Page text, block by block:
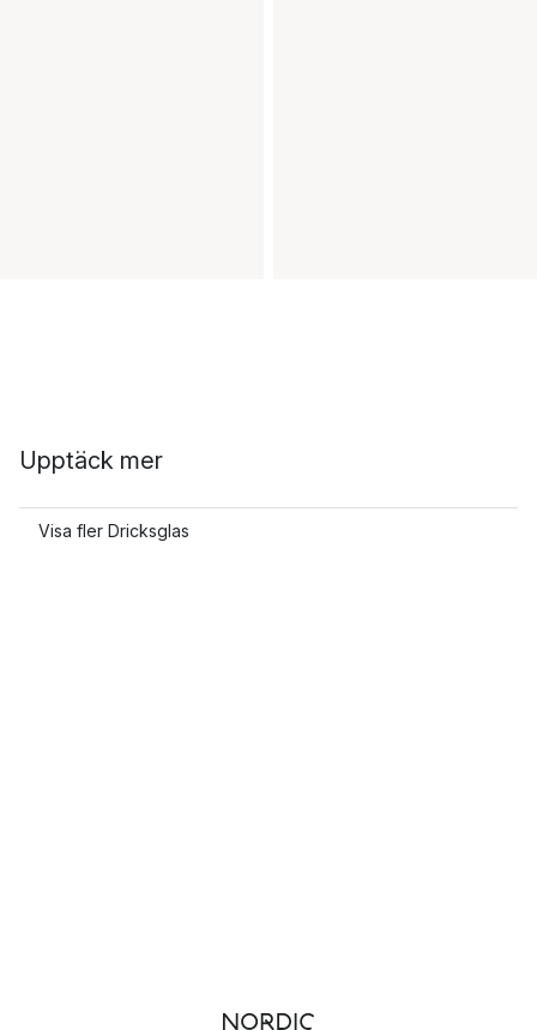
Upptäck mer
Visa fler Dricksglas